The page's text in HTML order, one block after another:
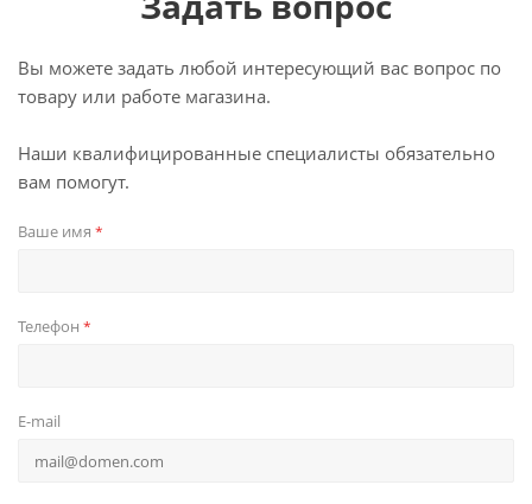
Вы можете задать любой интересующий вас вопрос по
товару или работе магазина.
Наши квалифицированные специалисты обязательно
вам помогут.
Ваше имя *
Телефон *
E-mail